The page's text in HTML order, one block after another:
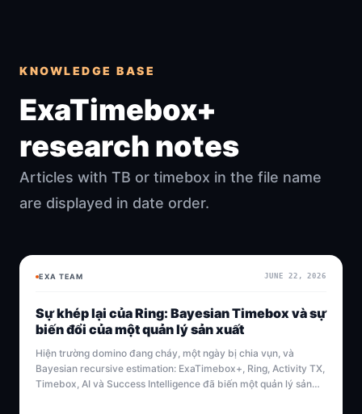
KNOWLEDGE BASE
ExaTimebox+
research notes
Articles with TB or timebox in the file name
are displayed in date order.
BAYESIAN
EXA TEAM JUNE 22, 2026
Sự khép lại của Ring: Bayesian Timebox và sự
biến đổi của một quản lý sản xuất
Hiện trường domino đang cháy, một ngày bị chia vụn, và
Bayesian recursive estimation: ExaTimebox+, Ring, Activity TX,
Timebox, AI và Success Intelligence đã biến một quản lý sản